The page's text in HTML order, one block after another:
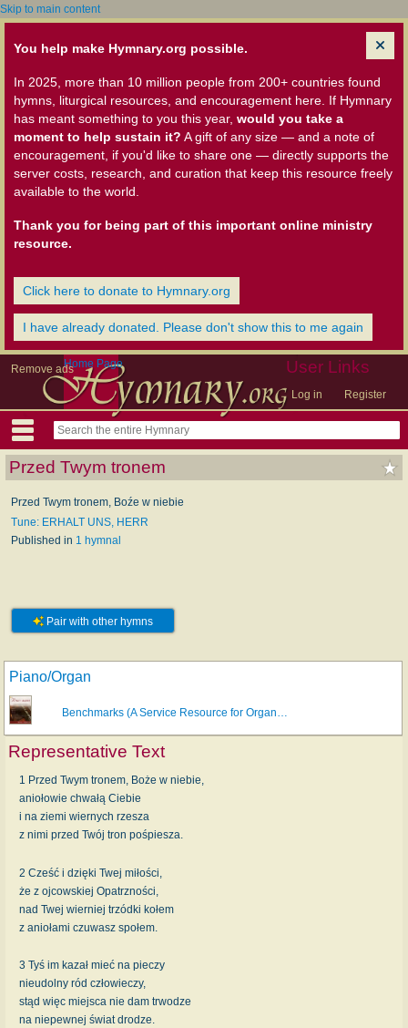
Skip to main content
You help make Hymnary.org possible.
In 2025, more than 10 million people from 200+ countries found
hymns, liturgical resources, and encouragement here. If Hymnary
has meant something to you this year, would you take a
moment to help sustain it? A gift of any size — and a note of
encouragement, if you'd like to share one — directly supports the
server costs, research, and curation that keep this resource freely
available to the world.
Thank you for being part of this important online ministry
resource.
Click here to donate to Hymnary.org
I have already donated. Please don't show this to me again
Remove ads User Links
Log in Register
Home Page
Przed Twym tronem
Przed Twym tronem, Boźe w niebie
Tune: ERHALT UNS, HERR
Published in 1 hymnal
Pair with other hymns
Piano/Organ
Benchmarks (A Service Resource for Organ…
Representative Text
1 Przed Twym tronem, Boże w niebie,
aniołowie chwałą Ciebie
i na ziemi wiernych rzesza
z nimi przed Twój tron pośpiesza.
2 Cześć i dzięki Twej miłości,
że z ojcowskiej Opatrzności,
nad Twej wierniej trzódki kołem
z aniołami czuwasz społem.
3 Tyś im kazał mieć na pieczy
nieudolny ród człowieczy,
stąd więc miejsca nie dam trwodze
na niepewnej świat drodze.